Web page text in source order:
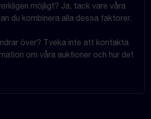
möjligt? Ja, tack vare våra
du kombinera alla dessa faktorer.
över? Tveka inte att kontakta
om våra auktioner och hur det